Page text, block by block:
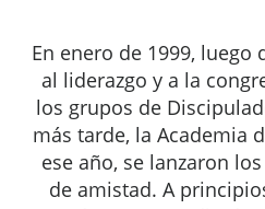
En enero de 1999,
al liderazgo y a la
los grupos de
más tarde, la Academia
ese año, se lanzaron
de amistad. A